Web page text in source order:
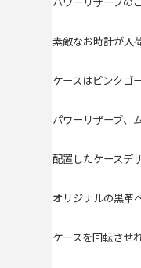
素敵なお時計が入
ケースはピンクゴ
パワーリザーブ、
配置したケースデ
オリジナルの黒革
ケースを回転させ